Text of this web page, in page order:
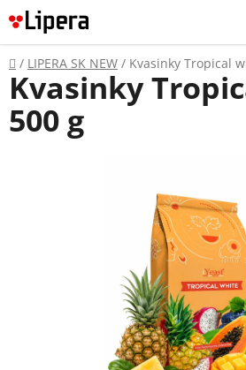
Prejsť
na
obsah
Domov
/ LIPERA SK NEW / Kvasinky Tropical
Kvasinky
500 g